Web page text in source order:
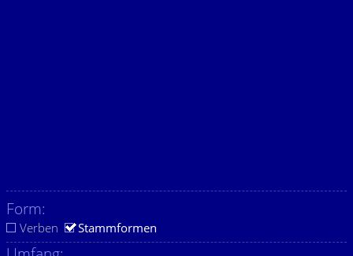
Form:
Verben Stammformen